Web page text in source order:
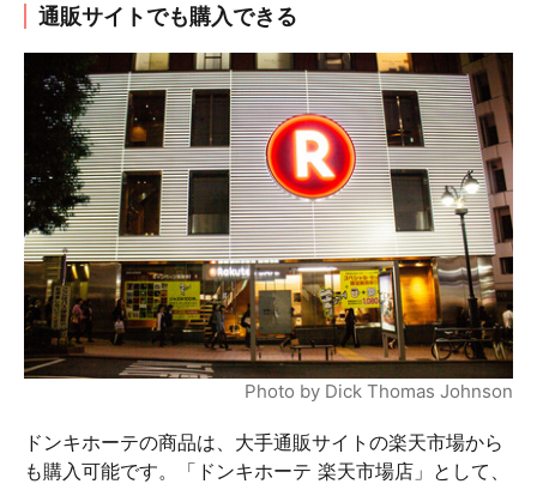
通販サイトでも購入できる
Photo by Dick Thomas Johnson
ドンキホーテの商品は、大手通販サイトの楽天市場から
も購入可能です。「ドンキホーテ 楽天市場店」として、